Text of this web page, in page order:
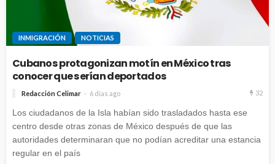
INMIGRACIÓN NOTICIAS
Cubanos protagonizan motín en México tras
conocer que serían deportados
Redacción Celimar 6 días ago 32
Los ciudadanos de la Isla habían sido trasladados hasta ese
centro desde otras zonas de México después de que las
autoridades determinaran que no podían acreditar una estancia
regular en el país